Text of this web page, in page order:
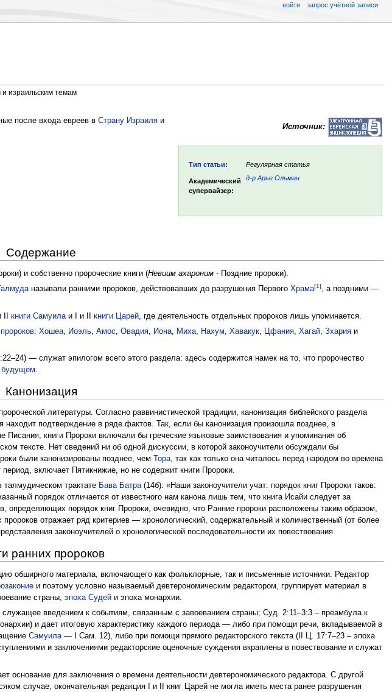
израильским темам
Источник:
Тип статьи: Регулярная статья
Академический
супервайзер:
д-р Арье Ольман
после входа евреев вСтрану Израиля и
Содержание
и собственно пророческие книги (Невиим ахароним - Поздние пророки).
Талмуданазывали ранними пророков, действовавших до разрушения ПервогоХрама[1], а поздними —
IIкниги Самуила и I и IIкниги Царей , где деятельность отдельных пророков лишь упоминается.
:Хошеа, Иоэль,Амос,Овадия, Иона, Миха, Нахум,Хавакук, Цфания,Хагай,Зхария и
— служат эпилогом всего этого раздела: здесь содержится намек на то, что пророчество
будущем.
Канонизация
литературы. Согласно раввинистической традиции, канонизация библейского раздела
подтверждение в ряде фактов. Так, если бы канонизация произошла позднее, в
книги Пророки включали бы греческие языковые заимствования и упоминания об
тексте. Нет сведений ни об одной дискуссии, в которой законоучители обсуждали бы
были канонизированы позднее, чем
Тора, так как только она читалось перед народом во времена
период, включает Пятикнижие, но не содержит книги Пророки.
талмудическом трактате Бава Батра(14б): «Наши законоучители учат: порядок книг Пророки таков:
порядок отличается от известного нам канона лишь тем, что книга Исайи следует за
определяющих порядок книг Пророки, очевидно, что Ранние пророки расположены таким образом,
отражает ряд критериев — хронологический, содержательный и количественный (от более
законоучителей о хронологической последовательности их повествования.
ранних пророков
обширного материала, включающего как фольклорные, так и письменные источники. Редактор
и поэтому условно называемый девтерономическим редактором, группирует материал в
страны,эпоха Судей и эпоха монархии.
введением к событиям, связанным с завоеванием страны; Суд. 2:11–3:3 – преамбула к
и дает итоговую характеристику каждого периода — либо при помощи речи, вкладываемой в
Самуила— I Сам. 12), либо при помощи прямого редакторского текста (II Ц. 17:7–23 – эпоха
и заключениями редакторские оценочные суждения вкраплены в повествование и служат
основание для заключения о времени деятельности девтерономического редактора. С другой
случае, окончательная редакция I и II книг Царей не могла иметь места ранее разрушения
войти запрос учётной записи